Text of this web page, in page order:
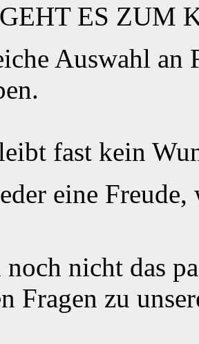
ES ZUM
Auswahl an
fast kein
eine
noch nicht das
Fragen zu